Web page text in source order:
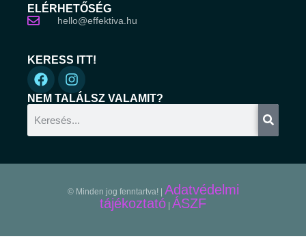
ELÉRHETŐSÉG
hello@effektiva.hu
KERESS ITT!
NEM TALÁLSZ VALAMIT?
© Minden jog fenntartva! | Adatvédelmi
tájékoztató ÁSZF